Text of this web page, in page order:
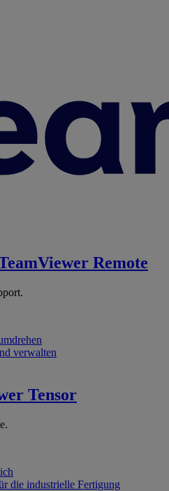
Remote
verwalten
Tensor
die industrielle Fertigung